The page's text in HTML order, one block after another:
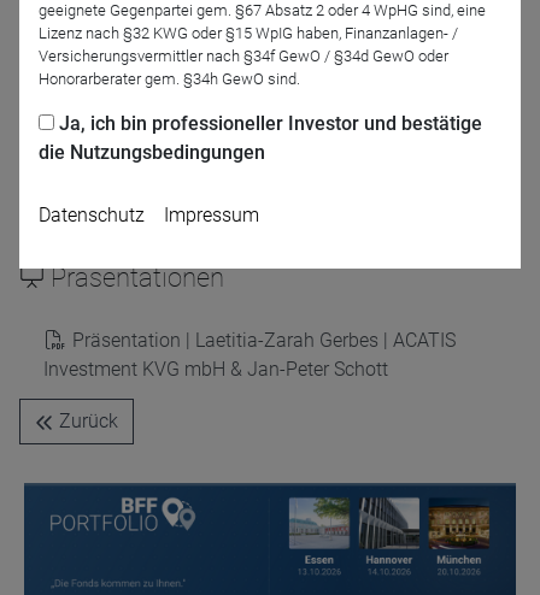
DRESCHER & CIE AG
Präsentationen
Präsentation | Laetitia-Zarah Gerbes | ACATIS
Investment KVG mbH & Jan-Peter Schott
Zurück
geeignete Gegenpartei gem. §67 Absatz 2 oder 4 WpHG sind, eine
Lizenz nach §32 KWG oder §15 WpIG haben, Finanzanlagen- /
Versicherungsvermittler nach §34f GewO / §34d GewO oder
Honorarberater gem. §34h GewO sind.
Ja, ich bin professioneller Investor und bestätige
die Nutzungsbedingungen
Datenschutz Impressum
Name
CPref
Zweck
Ablauf
1 Jahr